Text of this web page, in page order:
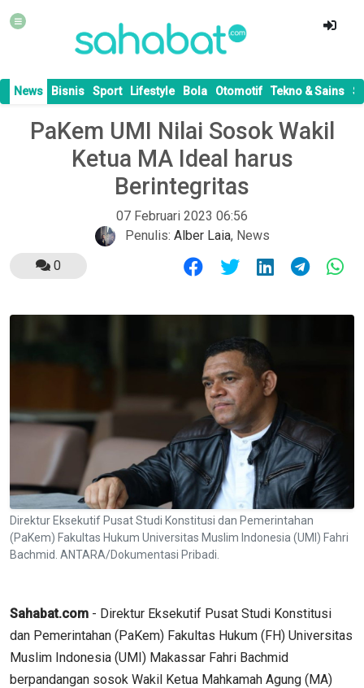
News Bisnis Sport Lifestyle Bola Otomotif Tekno & Sains
PaKem UMI Nilai Sosok Wakil
Ketua MA Ideal harus
Berintegritas
07 Februari 2023 06:56
Penulis: Alber Laia, News
0
Direktur Eksekutif Pusat Studi Konstitusi dan Pemerintahan
(PaKem) Fakultas Hukum Universitas Muslim Indonesia (UMI) Fahri
Bachmid. ANTARA/Dokumentasi Pribadi.
Sahabat.com - Direktur Eksekutif Pusat Studi Konstitusi
dan Pemerintahan (PaKem) Fakultas Hukum (FH) Universitas
Muslim Indonesia (UMI) Makassar Fahri Bachmid
berpandangan sosok Wakil Ketua Mahkamah Agung (MA)